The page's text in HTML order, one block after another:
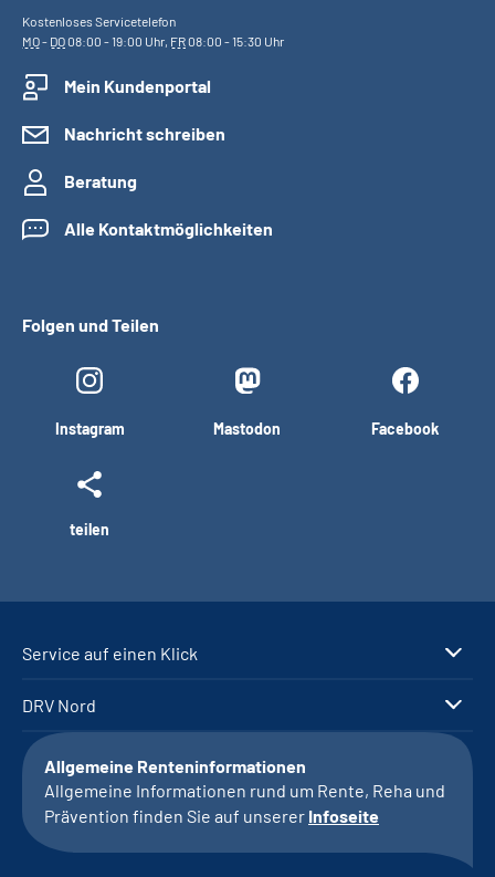
Kostenloses Servicetelefon
MO- DO08:00 - 19:00 Uhr, FR08:00 - 15:30 Uhr
Mein Kundenportal
Nachricht schreiben
Beratung
Alle Kontaktmöglichkeiten
Folgen und Teilen
Instagram Mastodon Facebook
teilen
Service auf einen Klick
DRV Nord
Allgemeine Renteninformationen
Allgemeine Informationen rund um Rente, Reha und
Prävention finden Sie auf unserer Infoseite